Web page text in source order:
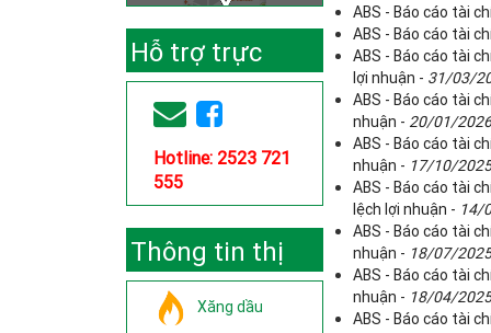
Hỗ trợ trực
tuyến
Hotline: 2523 721
555
Thông tin thị
trườngXăng dầu
ABS - Báo cáo tài
ABS - Báo cáo tài
ABS - Báo cáo tài
lợi nhuận - 31/03/
ABS - Báo cáo tài
nhuận - 20/01/2026
ABS - Báo cáo tài
nhuận - 17/10/2025
ABS - Báo cáo tài
lệch lợi nhuận - 14/
ABS - Báo cáo tài
nhuận - 18/07/2025
ABS - Báo cáo tài
nhuận - 18/04/2025
ABS - Báo cáo tài